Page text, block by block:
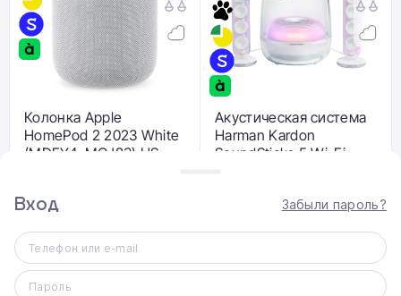
Колонка Apple
HomePod 2 2023 White
(MDEY4, MQJ83) US
18 999 ₴
Акустическая система
Harman Kardon
SoundSticks 5 Wi-Fi -
Вход Забыли пароль?
Телефон или e-mail
Пароль